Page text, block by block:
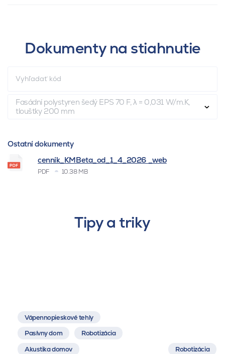
Dokumenty na stiahnutie
Fasádní polystyren šedý EPS 70 F, λ = 0,031 W/m.K,
tloušťky 200 mm
Ostatní dokumenty
cenník_KMBeta_od_1_4_2026 _web
PDF 10.38 MB
Tipy a triky
Vápennopieskové tehly
Pasívny dom
Robotizácia
Akustika domov
Robotizácia